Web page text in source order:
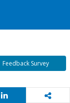
Feedback Survey